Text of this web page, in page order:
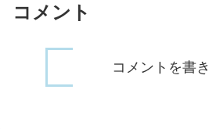
コメント
コメントを書